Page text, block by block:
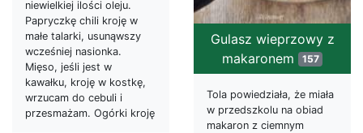
niewielkiej ilości oleju.
Papryczkę chili kroję w
małe talarki, usunąwszy
wcześniej nasionka.
Mięso, jeśli jest w
kawałku, kroję w kostkę,
wrzucam do cebuli i
przesmażam. Ogórki kroję
Gulasz wieprzowy z
makaronem
157
Tola powiedziała, że miała
w przedszkolu na obiad
makaron z ciemnym